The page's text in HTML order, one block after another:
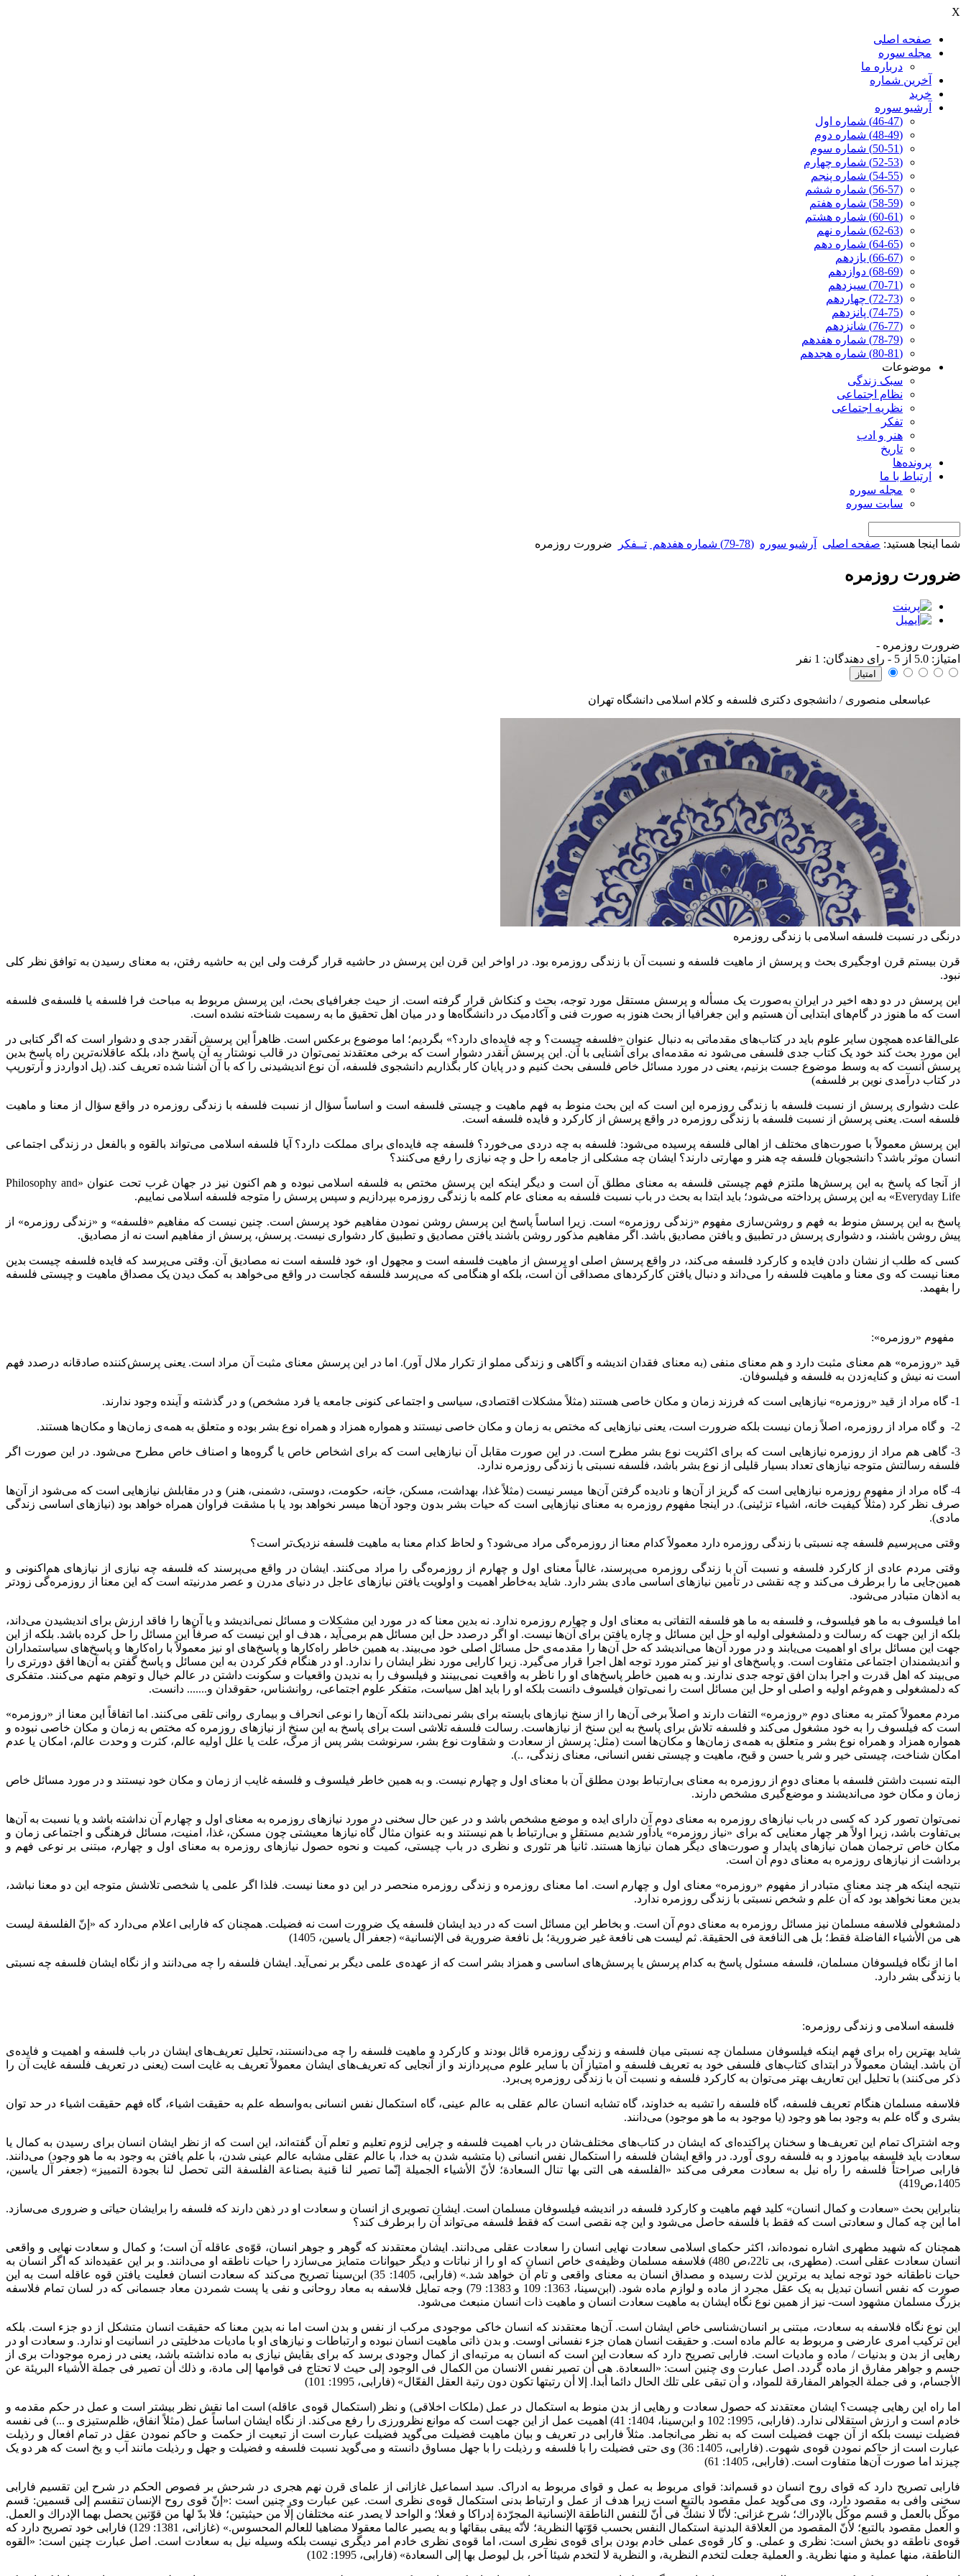
X
صفحه اصلی
مجله سوره
درباره ما
آخرين شماره
خرید
آرشیو سوره
(46-47) شماره اول
(48-49) شماره دوم
(50-51) شماره سوم
(52-53) شماره چهارم
(54-55) شماره پنجم
(56-57) شماره ششم
(58-59) شماره هفتم
(60-61) شماره هشتم
(62-63) شماره نهم
(64-65) شماره دهم
(66-67) یازدهم
(68-69) دوازدهم
(70-71) سیزدهم
(72-73) چهاردهم
(74-75) پانزدهم
(76-77) شانزدهم
(78-79) شماره هفدهم
(80-81) شماره هجدهم
موضوعات
سبک زندگی
نظام اجتماعی
نظریه اجتماعی
تفکر
هنر و ادب
تاریخ
پرونده‌ها
ارتباط با ما
مجله سوره
سایت سوره
شما اینجا هستید: صفحه اصلی آرشیو سوره (78-79) شماره هفدهم تــفکر ضرورت روزمره
ضرورت روزمره
ضرورت روزمره -
امتياز: 5.0 از 5 - رای دهندگان: 1 نفر
عباسعلی منصوری / دانشجوی دکتری فلسفه و کلام اسلامی دانشگاه تهران
درنگی در نسبت فلسفه اسلامی با زندگی روزمره
قرن بیستم قرن اوجگیری بحث و پرسش از ماهیت فلسفه و نسبت آن با زندگی روزمره بود. در اواخر این قرن این پرسش در حاشیه قرار گرفت ولی این به حاشیه رفتن، به معنای رسیدن به توافق نظر کلی
نبود.
این پرسش در دو دهه اخیر در ایران به‌صورت یک مسأله و پرسش مستقل مورد توجه، بحث و کنکاش قرار گرفته است. از حیث جغرافیای بحث، این پرسش مربوط به مباحث فرا فلسفه یا فلسفه‌ی فلسفه
است که ما هنوز در گام‌های ابتدایی آن هستیم و این جغرافیا از بحث هنوز به صورت فنی و آکادمیک در دانشگاه‌ها و در میان اهل تحقیق ما به رسمیت شناخته نشده است.
علی‌القاعده همچون سایر علوم باید در کتاب‌های مقدماتی به دنبال عنوان «فلسفه چیست؟ و چه فایده‌ای دارد؟» بگردیم؛ اما موضوع برعکس است. ظاهراً این پرسش آنقدر جدی و دشوار است که اگر کتابی در
این مورد بحث کند خود یک کتاب جدی فلسفی می‌شود نه مقدمه‌ای برای آشنایی با آن. این پرسش آنقدر دشوار است که برخی معتقدند نمی‌توان در قالب نوشتار به آن پاسخ داد، بلکه عاقلانه‌ترین راه پاسخ بدین
پرسش آنست که به وسط موضوع جست بزنیم، یعنی در مورد مسائل خاص فلسفی بحث کنیم و در پایان کار بگذاریم دانشجوی فلسفه، آن نوع اندیشیدنی را که با آن آشنا شده تعریف کند. (پل ادواردز و آرتورپپ
در کتاب درآمدی نوین بر فلسفه)
علت دشواری پرسش از نسبت فلسفه با زندگی روزمره این است که این بحث منوط به فهم ماهیت و چیستی فلسفه است و اساساً سؤال از نسبت فلسفه با زندگی روزمره در واقع سؤال از معنا و ماهیت
فلسفه است. یعنی پرسش از نسبت فلسفه با زندگی روزمره در واقع پرسش از کارکرد و فایده فلسفه است.
این پرسش معمولاً با صورت‌های مختلف از اهالی فلسفه پرسیده می‌شود: فلسفه به چه دردی می‌خورد؟ فلسفه چه فایده‌ای برای مملکت دارد؟ آیا فلسفه اسلامی می‌تواند بالقوه و بالفعل در زندگی اجتماعی
انسان موثر باشد؟ دانشجویان فلسفه چه هنر و مهارتی دارند؟ ایشان چه مشکلی از جامعه را حل و چه نیازی را رفع می‌کنند؟
از آنجا که پاسخ به این پرسش‌ها ملتزم فهم چیستی فلسفه به معنای مطلق آن است و دیگر اینکه این پرسش مختص به فلسفه اسلامی نبوده و هم اکنون نیز در جهان غرب تحت عنوان «Philosophy and
Everyday Life» به این پرسش پرداخته می‌شود؛ باید ابتدا به بحث در باب نسبت فلسفه به معنای عام کلمه با زندگی روزمره بپردازیم و سپس پرسش را متوجه فلسفه اسلامی نماییم.
پاسخ به این پرسش منوط به فهم و روشن‌سازی مفهوم «زندگی روزمره» است. زیرا اساساً پاسخ این پرسش روشن نمودن مفاهیم خود پرسش است. چنین نیست که مفاهیم «فلسفه» و «زندگی روزمره» از
پیش روشن باشند، و دشواری پرسش در تطبیق و یافتن مصادیق باشد. اگر مفاهیم مذکور روشن باشند یافتن مصادیق و تطبیق کار دشواری نیست. پرسش، پرسش از مفاهیم است نه از مصادیق.
کسی که طلب از نشان دادن فایده و کارکرد فلسفه می‌کند، در واقع پرسش اصلی او پرسش از ماهیت فلسفه است و مجهول او، خود فلسفه است نه مصادیق آن. وقتی می‌پرسد که فایده فلسفه چیست بدین
معنا نیست که وی معنا و ماهیت فلسفه را می‌داند و دنبال یافتن کارکردهای مصداقی آن است، بلکه او هنگامی که می‌پرسد فلسفه کجاست در واقع می‌خواهد به کمک دیدن یک مصداق ماهیت و چیستی فلسفه
را بفهمد.
مفهوم «روزمره»:
قید «روزمره» هم معنای مثبت دارد و هم معنای منفی (به معنای فقدان اندیشه و آگاهی و زندگی مملو از تکرار ملال آور). اما در این پرسش معنای مثبت آن مراد است. یعنی پرسش‌کننده صادقانه درصدد فهم
است نه نیش و کنایه‌زدن به فلسفه و فیلسوفان.
1- گاه مراد از قید «روزمره» نیازهایی است که فرزند زمان و مکان خاصی هستند (مثلاً مشکلات اقتصادی، سیاسی و اجتماعی کنونی جامعه یا فرد مشخص) و در گذشته و آینده وجود ندارند.
2- و گاه مراد از روزمره، اصلاً زمان نیست بلکه ضرورت است، یعنی نیازهایی که مختص به زمان و مکان خاصی نیستند و همواره همزاد و همراه نوع بشر بوده و متعلق به همه‌ی زمان‌ها و مکان‌ها هستند.
3- گاهی هم مراد از روزمره نیازهایی است که برای اکثریت نوع بشر مطرح است. در این صورت مقابل آن نیازهایی است که برای اشخاص خاص یا گروه‌ها و اصناف خاص مطرح می‌شود. در این صورت اگر
فلسفه رسالتش متوجه نیازهای تعداد بسیار قلیلی از نوع بشر باشد، فلسفه نسبتی با زندگی روزمره ندارد.
4- گاه مراد از مفهوم روزمره نیازهایی است که گریز از آن‌ها و نادیده گرفتن آن‌ها میسر نیست (مثلاً غذا، بهداشت، مسکن، خانه، حکومت، دوستی، دشمنی، هنر) و در مقابلش نیازهایی است که می‌شود از آن‌ها
صرف نظر کرد (مثلاً کیفیت خانه، اشیاء تزئینی). در اینجا مفهوم روزمره به معنای نیازهایی است که حیات بشر بدون وجود آن‌ها میسر نخواهد بود یا با مشقت فراوان همراه خواهد بود (نیازهای اساسی زندگی
مادی).
وقتی می‌پرسیم فلسفه چه نسبتی با زندگی روزمره دارد معمولاً کدام معنا از روزمره‌گی مراد می‌شود؟ و لحاظ کدام معنا به ماهیت فلسفه نزدیک‌تر است؟
وقتی مردم عادی از کارکرد فلسفه و نسبت آن با زندگی روزمره می‌پرسند، غالباً معنای اول و چهارم از روزمره‌گی را مراد می‌کنند. ایشان در واقع می‌پرسند که فلسفه چه نیازی از نیازهای هم‌اکنونی و
همین‌جایی ما را برطرف می‌کند و چه نقشی در تأمین نیازهای اساسی مادی بشر دارد. شاید به‌خاطر اهمیت و اولویت یافتن نیازهای عاجل در دنیای مدرن و عصر مدرنیته است که این معنا از روزمره‌گی زودتر
به اذهان متبادر می‌شود.
اما فیلسوف به ما هو فیلسوف، و فلسفه به ما هو فلسفه التفاتی به معنای اول و چهارم روزمره ندارد. نه بدین معنا که در مورد این مشکلات و مسائل نمی‌اندیشد و یا آن‌ها را فاقد ارزش برای اندیشیدن می‌داند،
بلکه از این جهت که رسالت و دلمشغولی اولیه او حل این مسائل و چاره یافتن برای آن‌ها نیست. او اگر درصدد حل این مسائل هم برمی‌آید ، هدف او این نیست که صرفاً این مسائل را حل کرده باشد. بلکه از این
جهت این مسائل برای او اهمیت می‌یابند و در مورد آن‌ها می‌اندیشد که حل آن‌ها را مقدمه‌ی حل مسائل اصلی خود می‌بیند. به همین خاطر راه‌کارها و پاسخ‌های او نیز معمولاً با راه‌کارها و پاسخ‌های سیاستمداران
و اندیشمندان اجتماعی متفاوت است. و پاسخ‌های او نیز کمتر مورد توجه اهل اجرا قرار می‌گیرد. زیرا کارایی مورد نظر ایشان را ندارد. او در هنگام فکر کردن به این مسائل و پاسخ گفتن به آن‌ها افق دورتری را
می‌بیند که اهل قدرت و اجرا بدان افق توجه جدی ندارند. و به همین خاطر پاسخ‌های او را ناظر به واقعیت نمی‌بینند و فیلسوف را به ندیدن واقعیات و سکونت داشتن در عالم خیال و توهم متهم می‌کنند. متفکری
که دلمشغولی و هم‌وغم اولیه و اصلی او حل این مسائل است را نمی‌توان فیلسوف دانست بلکه او را باید اهل سیاست، متفکر علوم اجتماعی، روانشناس، حقوقدان و....... دانست.
مردم معمولاً کمتر به معنای دوم «روزمره» التفات دارند و اصلاً برخی آن‌ها را از سنخ نیازهای بایسته برای بشر نمی‌دانند بلکه آن‌ها را نوعی انحراف و بیماری روانی تلقی می‌کنند. اما اتفاقاً این معنا از «روزمره»
است که فیلسوف را به خود مشغول می‌کند و فلسفه تلاش برای پاسخ به این سنخ از نیازهاست. رسالت فلسفه تلاشی است برای پاسخ به این سنخ از نیازهای روزمره که مختص به زمان و مکان خاصی نبوده و
همواره همزاد و همراه نوع بشر و متعلق به همه‌ی زمان‌ها و مکان‌ها است (مثل: پرسش از سعادت و شقاوت نوع بشر، سرنوشت بشر پس از مرگ، علت یا علل اولیه عالم، کثرت و وحدت عالم، امکان یا عدم
امکان شناخت، چیستی خیر و شر یا حسن و قبح، ماهیت و چیستی نفس انسانی، معنای زندگی، ..).
البته نسبت داشتن فلسفه با معنای دوم از روزمره به معنای بی‌ارتباط بودن مطلق آن با معنای اول و چهارم نیست. و به همین خاطر فیلسوف و فلسفه غایب از زمان و مکان خود نیستند و در مورد مسائل خاص
زمان و مکان خود می‌اندیشند و موضع‌گیری مشخص دارند.
نمی‌توان تصور کرد که کسی در باب نیازهای روزمره به معنای دوم آن دارای ایده و موضع مشخص باشد و در عین حال سخنی در مورد نیازهای روزمره به معنای اول و چهارم آن نداشته باشد و یا نسبت به آن‌ها
بی‌تفاوت باشد، زیرا اولاً هر چهار معنایی که برای «نیاز روزمره» یادآور شدیم مستقل و بی‌ارتباط با هم نیستند و به عنوان مثال گاه نیازها معیشتی چون مسکن، غذا، امنیت، مسائل فرهنگی و اجتماعی زمان و
مکان خاص ترجمان همان نیازهای پایدار و صورت‌های دیگر همان نیازها هستند. ثانیاً هر تئوری و نظری در باب چیستی، کمیت و نحوه حصول نیازهای روزمره به معنای اول و چهارم، مبتنی بر نوعی فهم و
برداشت از نیازهای روزمره به معنای دوم آن است.
نتیجه اینکه هر چند معنای متبادر از مفهوم «روزمره» معنای اول و چهارم است. اما معنای روزمره و زندگی روزمره منحصر در این دو معنا نیست. فلذا اگر علمی یا شخصی تلاشش متوجه این دو معنا نباشد،
بدین معنا نخواهد بود که آن علم و شخص نسبتی با زندگی روزمره ندارد.
دلمشغولی فلاسفه مسلمان نیز مسائل روزمره به معنای دوم آن است. و بخاطر این مسائل است که در دید ایشان فلسفه یک ضرورت است نه فضیلت. همچنان که فارابی اعلام می‌دارد که «إنّ الفلسفة لیست
هی من الأشیاء الفاضلة فقط؛ بل هی النافعة فی الحقیقة. ثم لیست هی نافعة غیر ضروریة؛ بل نافعة ضروریة فی الإنسانیة» (جعفر آل یاسین‏، 1405)
اما از نگاه فیلسوفان مسلمان، فلسفه مسئول پاسخ به کدام پرسش یا پرسش‌های اساسی و همزاد بشر است که از عهده‌ی علمی دیگر بر نمی‌آید. ایشان فلسفه را چه می‌دانند و از نگاه ایشان فلسفه چه نسبتی
با زندگی بشر دارد.
فلسفه اسلامی و زندگی روزمره:
شاید بهترین راه برای فهم اینکه فیلسوفان مسلمان چه نسبتی میان فلسفه و زندگی روزمره قائل بودند و کارکرد و ماهیت فلسفه را چه می‌دانستند، تحلیل تعریف‌های ایشان در باب فلسفه و اهمیت و فایده‌ی
آن باشد. ایشان معمولاً در ابتدای کتاب‌های فلسفی خود به تعریف فلسفه و امتیاز آن با سایر علوم می‌پردازند و از آنجایی که تعریف‌های ایشان معمولاً تعریف به غایت است (یعنی در تعریف فلسفه غایت آن را
ذکر می‌کنند) با تحلیل این تعاریف بهتر می‌توان به کارکرد فلسفه و نسبت آن با زندگی روزمره پی‌برد.
فلاسفه مسلمان هنگام تعریف فلسفه، گاه فلسفه را تشبه به خداوند، گاه تشابه انسان عالم عقلی به عالم عینی، گاه استکمال نفس انسانی به‌واسطه علم به حقیقت اشیاء، گاه فهم حقیقت اشیاء در حد توان
بشری و گاه علم به وجود بما هو وجود (یا موجود به ما هو موجود) می‌دانند.
وجه اشتراک تمام این تعریف‌ها و سخنان پراکنده‌ای که ایشان در کتاب‌های مختلف‌شان در باب اهمیت فلسفه و چرایی لزوم تعلیم و تعلم آن گفته‌اند، این است که از نظر ایشان انسان برای رسیدن به کمال یا
سعادت باید فلسفه بیاموزد و به فلسفه روی آورد. در واقع ایشان فلسفه را استکمال نفس انسانی (با متشبه شدن به خدا، با عالم عقلی مشابه عالم عینی شدن، با علم یافتن به وجود به ما هو وجود) می‌دانند.
فارابی صراحتاً فلسفه را راه نیل به سعادت معرفی می‌کند «الفلسفه هی التی بها تنال السعادة؛ لأنّ الأشیاء الجمیلة إنّما تصیر لنا قنیة بصناعة الفلسفة التی تحصل لنا بجودة التمییز» (جعفر آل یاسین‏،
1405،ص419)
بنابراین بحث «سعادت و کمال انسان» کلید فهم ماهیت و کارکرد فلسفه در اندیشه فیلسوفان مسلمان است. ایشان تصویری از انسان و سعادت او در ذهن دارند که فلسفه را برایشان حیاتی و ضروری می‌سازد.
اما این چه کمال و سعادتی است که فقط با فلسفه حاصل می‌شود و این چه نقصی است که فقط فلسفه می‌تواند آن را برطرف کند؟
همچنان که شهید مطهری اشاره نموده‌اند، اکثر حکمای اسلامی سعادت نهایی انسان را سعادت عقلی می‌دانند. ایشان معتقدند كه گوهر و جوهر انسان، قوّه‌ی عاقله آن است؛ و كمال و سعادت‏ نهایى و واقعى
انسان سعادت عقلى است. (مطهری، بی تا‏22،ص 480) فلاسفه مسلمان وظیفه‌ی خاص انسان که او را از نباتات و دیگر حیوانات متمایز می‌سازد را حیات ناطقه او می‌دانند. و بر این عقیده‌اند که اگر انسان به
حیات ناطقانه خود توجه نماید به برترین لذت رسیده و مصداق انسان به معنای واقعی و تام آن خواهد شد.» (فارابی، 1405: 35) ابن‌سینا تصریح می‌کند که سعادت انسان فعلیت یافتن قوه عاقله است به این
صورت که نفس انسان تبدیل به یک عقل مجرد از ماده و لوازم ماده شود. (ابن‌سینا، 1363: 109 و 1383: 79) وجه تمایل فلاسفه به معاد روحانی و نفی یا پست شمردن معاد جسمانی که در لسان تمام فلاسفه
بزرگ مسلمان مشهود است- نیز از همین نوع نگاه ایشان به ماهیت سعادت انسان و ماهیت ذات انسان منبعث می‌شود.
این نوع نگاه فلاسفه به سعادت، مبتنی بر انسان‌شناسی خاص ایشان است. آن‌ها معتقدند که انسان خاکی موجودی مرکب از نفس و بدن است اما نه بدین معنا که حقیقت انسان متشکل از دو جزء است. بلکه
این ترکیب امری عارضی و مربوط به عالم ماده است. و حقیقت انسان همان جزء نفسانی اوست. و بدن ذاتی ماهیت انسان نبوده و ارتباطات و نیازهای او با مادیات مدخلیتی در انسانیت او ندارد. و سعادت او در
رهایی از بدن و بدنیات / ماده و مادیات است. فارابی تصریح دارد که سعادت این است که انسان به مرتبه‌ای از کمال وجودی برسد که برای بقایش نیازی به ماده نداشته باشد، یعنی در زمره موجودات بری از
جسم و جواهر مفارق از ماده گردد. اصل عبارت وی چنین است: «السعادة. هی أن تصیر نفس الانسان من الكمال فی الوجود إلى حیث لا تحتاج فی قوامها إلى مادة، و ذلك أن تصیر فی جملة الأشیاء البریئة عن
الأجسام، و فی جملة الجواهر المفارقة للمواد، و أن تبقى على تلك الحال دائما أبدا. إلا أن رتبتها تكون دون رتبة العقل الفعّال» (فارابی، 1995: 101)
اما راه این رهایی چیست؟ ایشان معتقدند که حصول سعادت و رهایی از بدن منوط به استکمال در عمل (ملکات اخلاقی) و نظر (استکمال قوه‌ی عاقله) است اما نقش نظر بیشتر است و عمل در حکم مقدمه و
خادم است و ارزش استقلالی ندارد. (فارابی، 1995: 102 و ابن‌سینا، 1404: 41) اهمیت عمل از این جهت است که موانع نظرورزی را رفع می‌کند. از نگاه ایشان اساساً عمل (مثلاً انفاق، ظلم‌ستیزی و ...) فی نفسه
فضیلت نیست بلکه از آن جهت فضیلت است که به نظر می‌انجامد. مثلاً فارابی در تعریف و بیان ماهیت فضیلت می‌گوید فضیلت عبارت است از تبعیت از حکمت و حاکم نمودن عقل در تمام افعال و رذیلت
عبارت است از حاکم نمودن قوه‌ی شهوت. (فارابی، 1405: 36) وى حتی فضیلت را با فلسفه و رذیلت را با جهل مساوق دانسته و مى‌گوید نسبت فلسفه و فضیلت و جهل و رذیلت مانند آب و یخ است که هر دو یک
چیزند اما صورت آن‌ها متفاوت است. (فارابی، 1405: 61)
فارابی تصریح دارد که قوای روح انسان دو قسم‌اند: قوای مربوط به عمل و قوای مربوط به ادراک. سید اسماعیل غازانی از علمای قرن نهم هجری در شرحش بر فصوص الحکم در شرح این تقسیم فارابی
سخنی وافی به مقصود دارد، وی می‌گوید عمل مقصود بالتبع است زیرا هدف از عمل و ارتباط بدنی استکمال قوه‌ی نظری است. عین عبارت وی چنین است :«إنّ قوى روح الإنسان تنقسم إلى قسمین: قسم
موكّل بالعمل و قسم موكّل بالإدراك؛ شرح غزانی: لأنّا لا نشكّ فی أنّ للنفس الناطقة الإنسانیة المجرّدة إدراكا و فعلا؛ و الواحد لا یصدر عنه مختلفان إلّا من حیثیتین؛ فلا بدّ لها من قوّتین یحصل بهما الإدراك و العمل.
و العمل مقصود بالتبع؛ لأنّ المقصود من العلاقة البدنیة استكمال النفس بحسب قوّتها النظریة؛ لأنّه یبقى ببقائها و به یصیر عالما معقولا مضاهیا للعالم المحسوس.» (غازانی، 1381: 129) فارابی خود تصریح دارد که
قوه‌ی ناطقه دو بخش است: نظری و عملی. و کار قوه‌ی عملی خادم بودن برای قوه‌ی نظری است، اما قوه‌ی نظری خادم امر دیگری نیست بلکه وسیله نیل به سعادت است. اصل عبارت چنین است: «القوه
الناطقة، منها عملیة و منها نظریة. و العملیة جعلت لتخدم النظریة، و النظریة لا لتخدم شیئا آخر، بل لیوصل بها إلى السعادة» (فارابی، 1995: 102)